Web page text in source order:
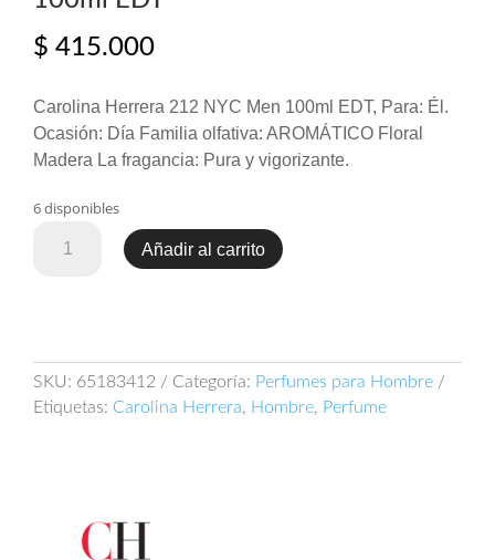
$ 415.000
Carolina Herrera 212 NYC Men 100ml EDT, Para: Él.
Ocasión: Día Familia olfativa: AROMÁTICO Floral
Madera La fragancia: Pura y vigorizante.
6 disponibles
Herrera
100ml
EDT
cantidad
Añadir al carrito
SKU: 65183412 Categoría: Perfumes para Hombre
Etiquetas: Carolina Herrera, Hombre, Perfume